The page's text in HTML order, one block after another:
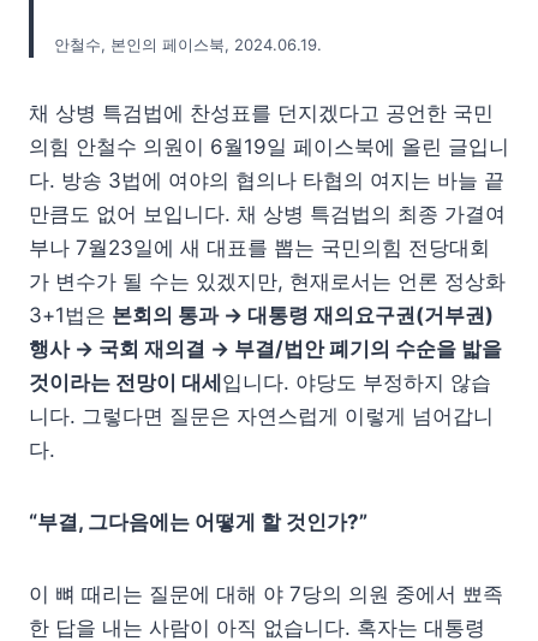
안철수, 본인의 페이스북, 2024.06.19.
채 상병 특검법에 찬성표를 던지겠다고 공언한 국민
의힘 안철수 의원이 6월19일 페이스북에 올린 글입니
다. 방송 3법에 여야의 협의나 타협의 여지는 바늘 끝
만큼도 없어 보입니다. 채 상병 특검법의 최종 가결여
부나 7월23일에 새 대표를 뽑는 국민의힘 전당대회
가 변수가 될 수는 있겠지만, 현재로서는 언론 정상화
3+1법은 본회의 통과 → 대통령 재의요구권(거부권)
행사 → 국회 재의결 → 부결/법안 폐기의 수순을 밟을
것이라는 전망이 대세입니다. 야당도 부정하지 않습
니다. 그렇다면 질문은 자연스럽게 이렇게 넘어갑니
다.
“부결, 그다음에는 어떻게 할 것인가?”
이 뼈 때리는 질문에 대해 야 7당의 의원 중에서 뾰족
한 답을 내는 사람이 아직 없습니다. 혹자는 대통령